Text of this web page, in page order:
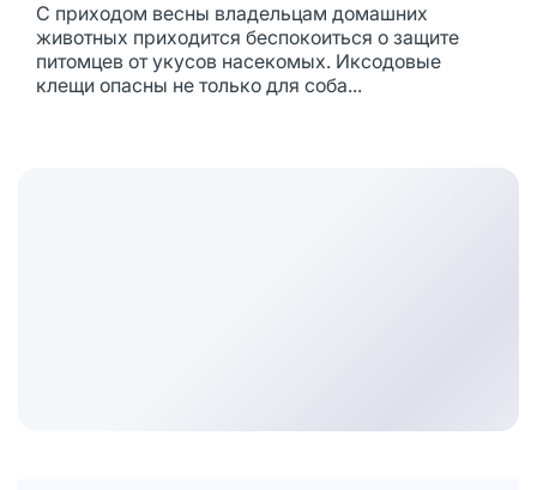
С приходом весны владельцам домашних
животных приходится беспокоиться о защите
питомцев от укусов насекомых. Иксодовые
клещи опасны не только для соба...